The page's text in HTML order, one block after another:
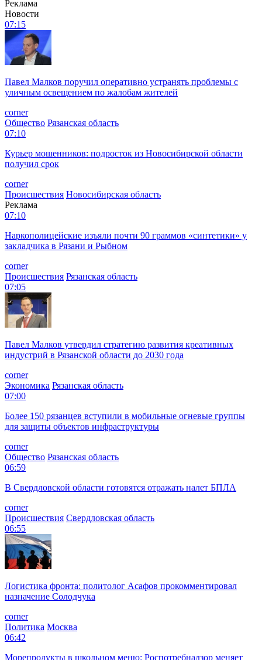
Реклама
Новости
07:15
Павел Малков поручил оперативно устранять проблемы с
уличным освещением по жалобам жителей
corner
Общество Рязанская область
07:10
Курьер мошенников: подросток из Новосибирской области
получил срок
corner
Происшествия Новосибирская область
Реклама
07:10
Наркополицейские изъяли почти 90 граммов «синтетики» у
закладчика в Рязани и Рыбном
corner
Происшествия Рязанская область
07:05
Павел Малков утвердил стратегию развития креативных
индустрий в Рязанской области до 2030 года
corner
Экономика Рязанская область
07:00
Более 150 рязанцев вступили в мобильные огневые группы
для защиты объектов инфраструктуры
corner
Общество Рязанская область
06:59
В Свердловской области готовятся отражать налет БПЛА
corner
Происшествия Свердловская область
06:55
Логистика фронта: политолог Асафов прокомментировал
назначение Солодчука
corner
Политика Москва
06:42
Морепродукты в школьном меню: Роспотребнадзор меняет